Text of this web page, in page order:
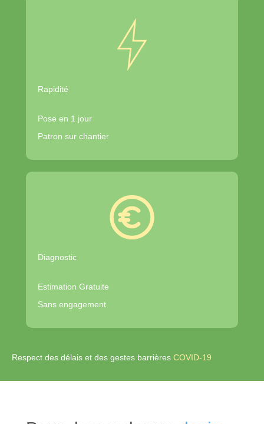
Rapidité
Pose en 1 jour
Patron sur chantier
Diagnostic
Estimation Gratuite
Sans engagement
Respect des délais et des gestes barrières COVID-19